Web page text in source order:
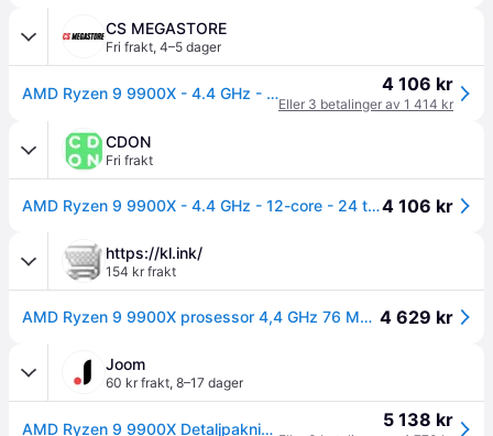
CS MEGASTORE
Fri frakt, 4–5 dager
AMD Ryzen 9 9900X - 4.4 GHz - 12-core - 24 tråder - 64 MB cache - Socket AM5 - PIB/WOF 4 106 kr
Eller 3 betalinger av 1 414 kr
CDON
Fri frakt
AMD Ryzen 9 9900X - 4.4 GHz - 12-core - 24 tråder - 64 MB cache - Socket AM5 - PIB/WOF4 106 kr
https://kl.ink/
154 kr frakt
AMD Ryzen 9 9900X prosessor 4,4 GHz 76 MB L2 & L3 Boks 4 629 kr
Joom
60 kr frakt, 8–17 dager
AMD Ryzen 9 9900X Detaljpakning 5 138 kr